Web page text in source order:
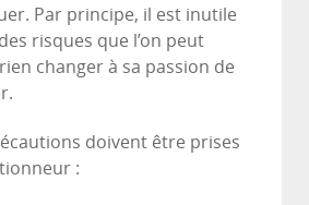
Par principe, il est inutile
risques que l’on peut
changer à sa passion de
doivent être prises
: